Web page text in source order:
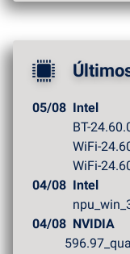
05/08 Intel
BT-
WiFi-
WiFi-
04/08 Intel
04/08 NVIDIA